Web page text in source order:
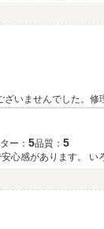
しょうか？遠方よ
理、早く何とかして
いませんでした。
も当店へご来店頂
ー： 5品質： 5
心感があります。 い